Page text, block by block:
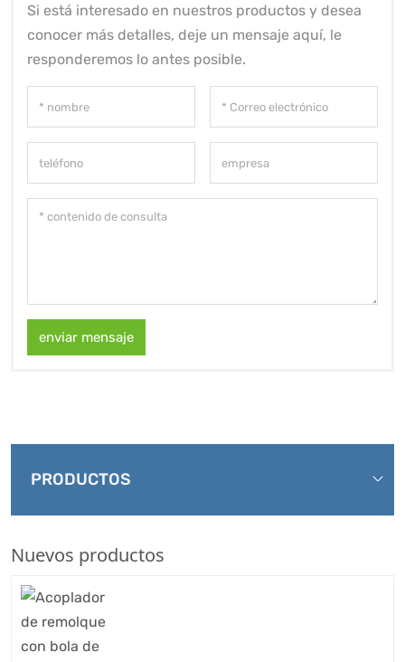
Si está interesado en nuestros productos y desea
conocer más detalles, deje un mensaje aquí, le
responderemos lo antes posible.
enviar mensaje
PRODUCTOS
Nuevos productos